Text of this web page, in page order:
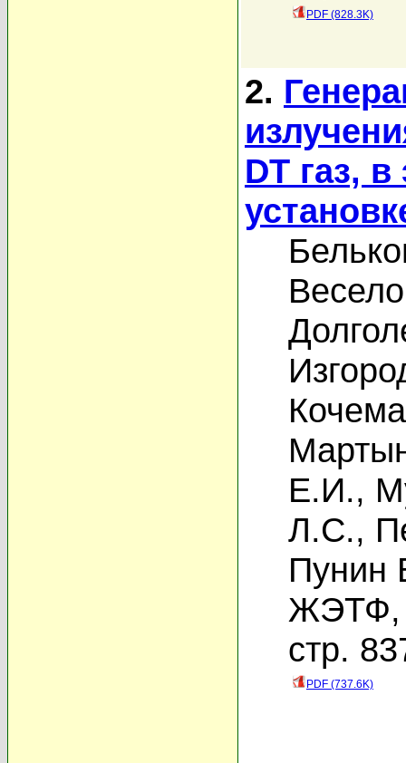
PDF (828.3K)
2.
DT газ,
Е.И.,
Л.С.,
Пунин
ЖЭТФ,
стр.
PDF (737.6K)